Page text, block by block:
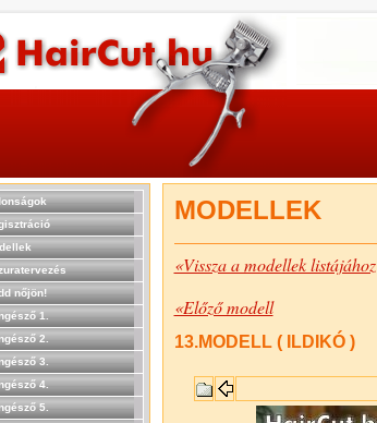
nőjön!
1.
2.
3.
4.
5.
MODELLEK
«Vissza a modellek listájához
«Előző modell
13.MODELL ( ILDIKÓ )